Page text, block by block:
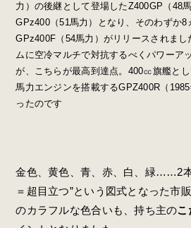
力）の後継として登場したZ400GP（48
GPz400（51馬力）となり、そのわずか8
GPz400F（54馬力）がリリースされま
ムに空冷マルチで対抗するべくパワーア
が、こちらが最高到達点。400㏄旗艦と
馬力エンジンを搭載するGPZ400R（
ったのです
金色、黄色、青、赤、白、緑……2
＝超目立つ”という図式となった市
のカラフルな色合いも、持ち主のこ